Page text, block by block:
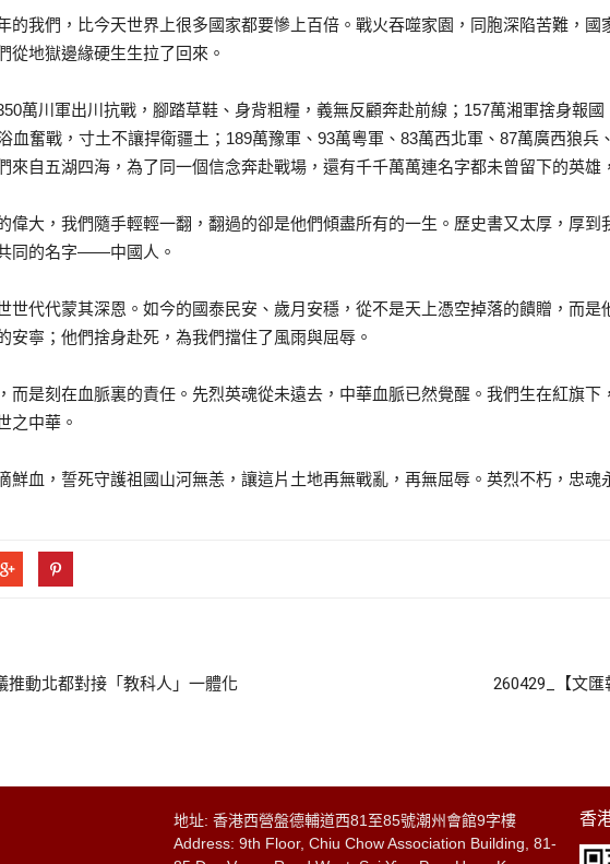
的我們，比今天世界上很多國家都要慘上百倍。戰火吞噬家園，同胞深陷苦難，
從地獄邊緣硬生生拉了回來。
萬川軍出川抗戰，腳踏草鞋、身背粗糧，義無反顧奔赴前線；157萬湘軍捨身報
血奮戰，寸土不讓捍衛疆土；189萬豫軍、93萬粵軍、83萬西北軍、87萬廣西狼
來自五湖四海，為了同一個信念奔赴戰場，還有千千萬萬連名字都未曾留下的英雄
偉大，我們隨手輕輕一翻，翻過的卻是他們傾盡所有的一生。歷史書又太厚，厚
同的名字——中國人。
世代代蒙其深恩。如今的國泰民安、歲月安穩，從不是天上憑空掉落的饋贈，而
安寧；他們捨身赴死，為我們擋住了風雨與屈辱。
而是刻在血脈裏的責任。先烈英魂從未遠去，中華血脈已然覺醒。我們生在紅旗
之中華。
鮮血，誓死守護祖國山河無恙，讓這片土地再無戰亂，再無屈辱。英烈不朽，忠
推動北都對接「教科人」一體化 260429_【文
地址: 香港西營盤德輔道西81至85號潮州會館9字樓
Address: 9th Floor, Chiu Chow Association Building, 81-
香